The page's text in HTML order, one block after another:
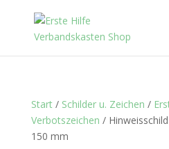
Start/ Schilder u. Zeichen /
Verbotszeichen /
150 mm